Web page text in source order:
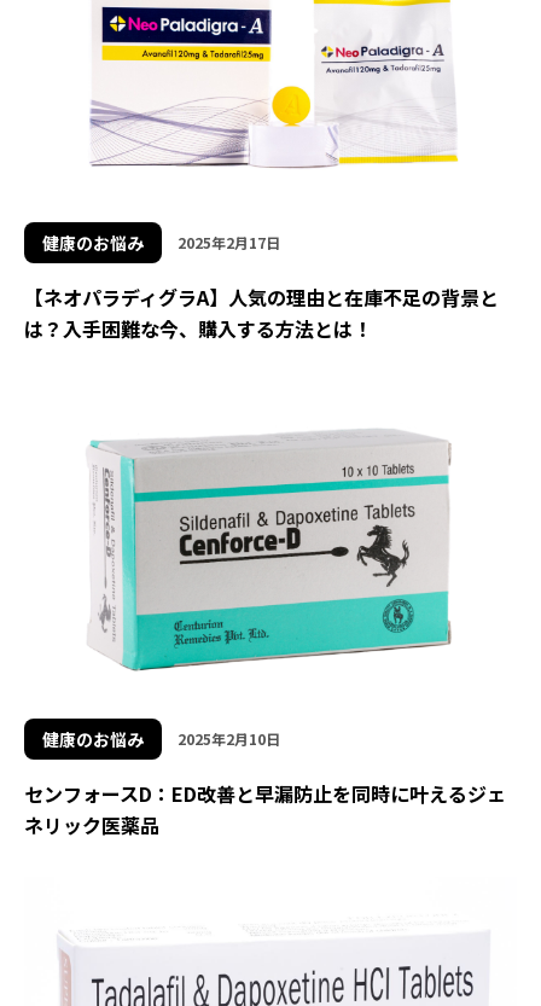
健康のお悩み 2025年2月17日
【ネオパラディグラA】人気の理由と在庫不足の背景と
は？入手困難な今、購入する方法とは！
健康のお悩み 2025年2月10日
センフォースD：ED改善と早漏防止を同時に叶えるジェ
ネリック医薬品